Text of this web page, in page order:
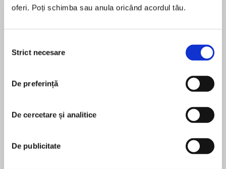
oferi. Poți schimba sau anula oricând acordul tău.
consimțământului
Strict necesare
De preferință
De cercetare și analitice
De publicitate
Stephanie Laurens continues her bestselling
Cynster series with Temptation and Surrender,
Lucifer Cynster, who leaves the ballrooms of
London to manage his family’s estate, and his
romance with lady innkeeper Emily Beauregard.
În acest moment nu există recenzii